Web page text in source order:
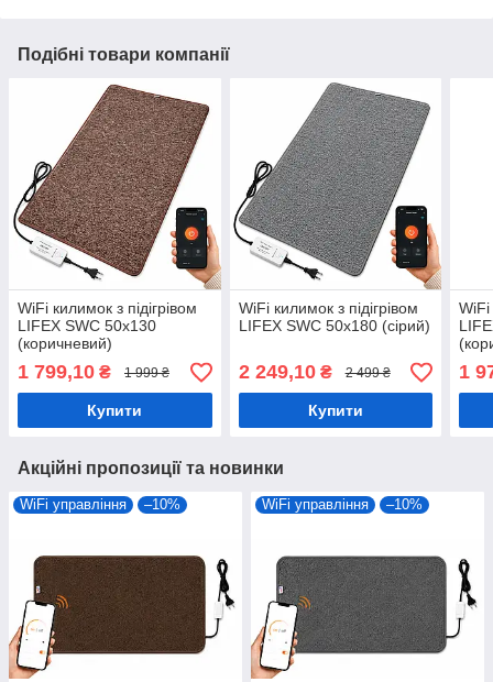
Подібні товари компанії
WiFi килимок з підігрівом
LIFEX SWC 50х130
(коричневий)
1 799,10 ₴ 1 999 ₴
Купити
WiFi килимок з підігрівом
LIFEX SWC 50х180 (сірий)
2 249,10₴ 2 499 ₴
Купити
WiFi
1
Акційні пропозиції та новинки
WiFi управління –10% WiFi управління –10%